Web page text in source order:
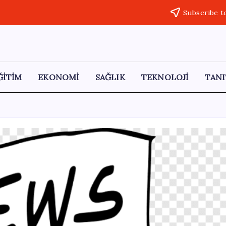
Subscribe
EKONOMİ SAĞLIK TEKNOLOJİ